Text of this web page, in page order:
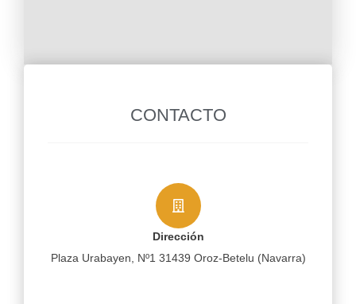
CONTACTO
Dirección
Plaza Urabayen, Nº1 31439 Oroz-Betelu (Navarra)